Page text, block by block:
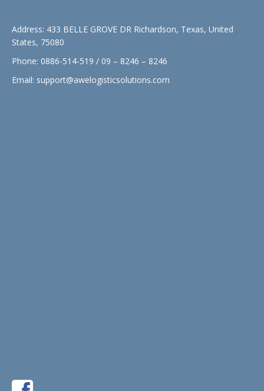
Address: 433 BELLE GROVE DR Richardson, Texas, United
States, 75080
Phone: 0886-514-519 / 09 – 8246 – 8246
Email: support@awelogisticsolutions.com